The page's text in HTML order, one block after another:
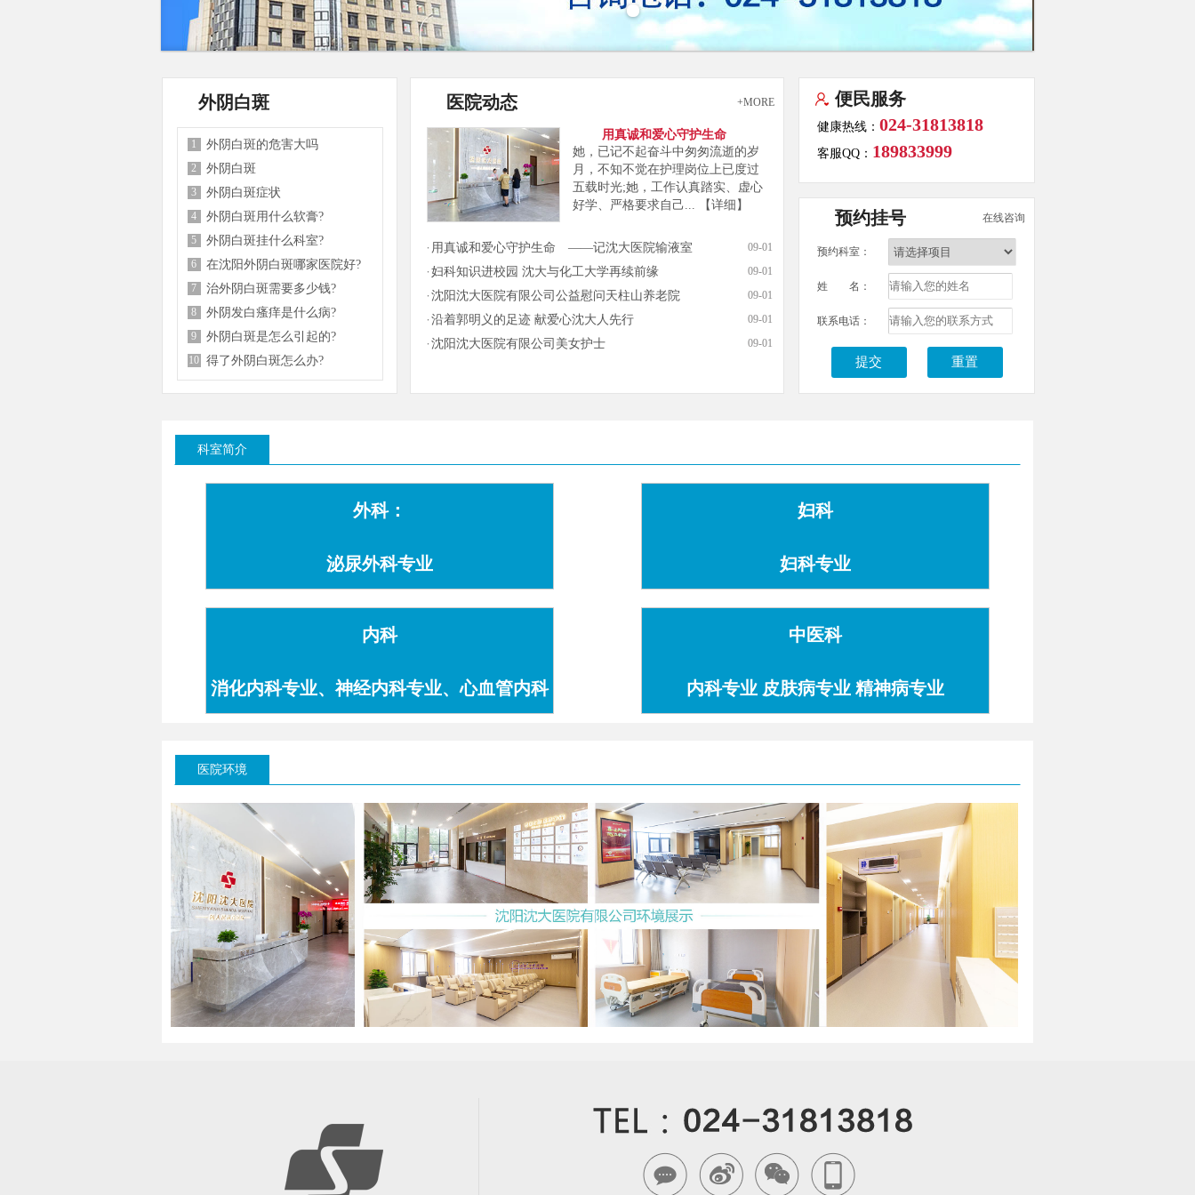
外阴白斑
1 外阴白斑的危害大吗
2 外阴白斑
3 外阴白斑症状
4 外阴白斑用什么软膏?
5 外阴白斑挂什么科室?
6 在沈阳外阴白斑哪家医院好?
7 治外阴白斑需要多少钱?
8 外阴发白瘙痒是什么病?
9 外阴白斑是怎么引起的?
10 得了外阴白斑怎么办?
医院动态 +MORE
用真诚和爱心守护生命
她，已记不起奋斗中匆匆流逝的岁
月，不知不觉在护理岗位上已度过
五载时光;她，工作认真踏实、虚心
好学、严格要求自己...
【详细】
用真诚和爱心守护生命 ——记沈大医院输液室 09-01
妇科知识进校园 沈大与化工大学再续前缘 09-01
沈阳沈大医院有限公司公益慰问天柱山养老院 09-01
沿着郭明义的足迹 献爱心沈大人先行 09-01
沈阳沈大医院有限公司美女护士 09-01
便民服务
健康热线： 024-31813818
客服QQ： 189833999
预约挂号 在线咨询
预约科室：
姓 名：
联系电话：
科室简介
外科：
泌尿外科专业
妇科
妇科专业
内科
消化内科专业、神经内科专业、心血管内科
中医科
内科专业 皮肤病专业 精神病专业
医院环境